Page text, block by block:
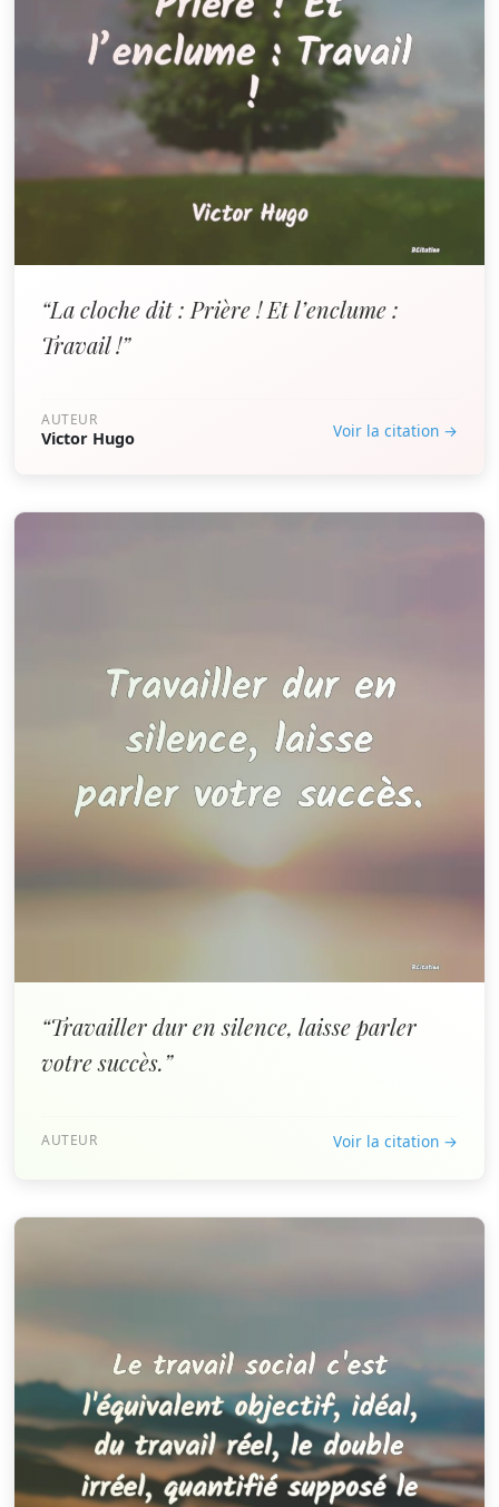
“La cloche dit : Prière ! Et l’enclume :
Travail !”
AUTEUR
Victor Hugo Voir la citation →
“Travailler dur en silence, laisse parler
votre succès.”
AUTEUR Voir la citation →